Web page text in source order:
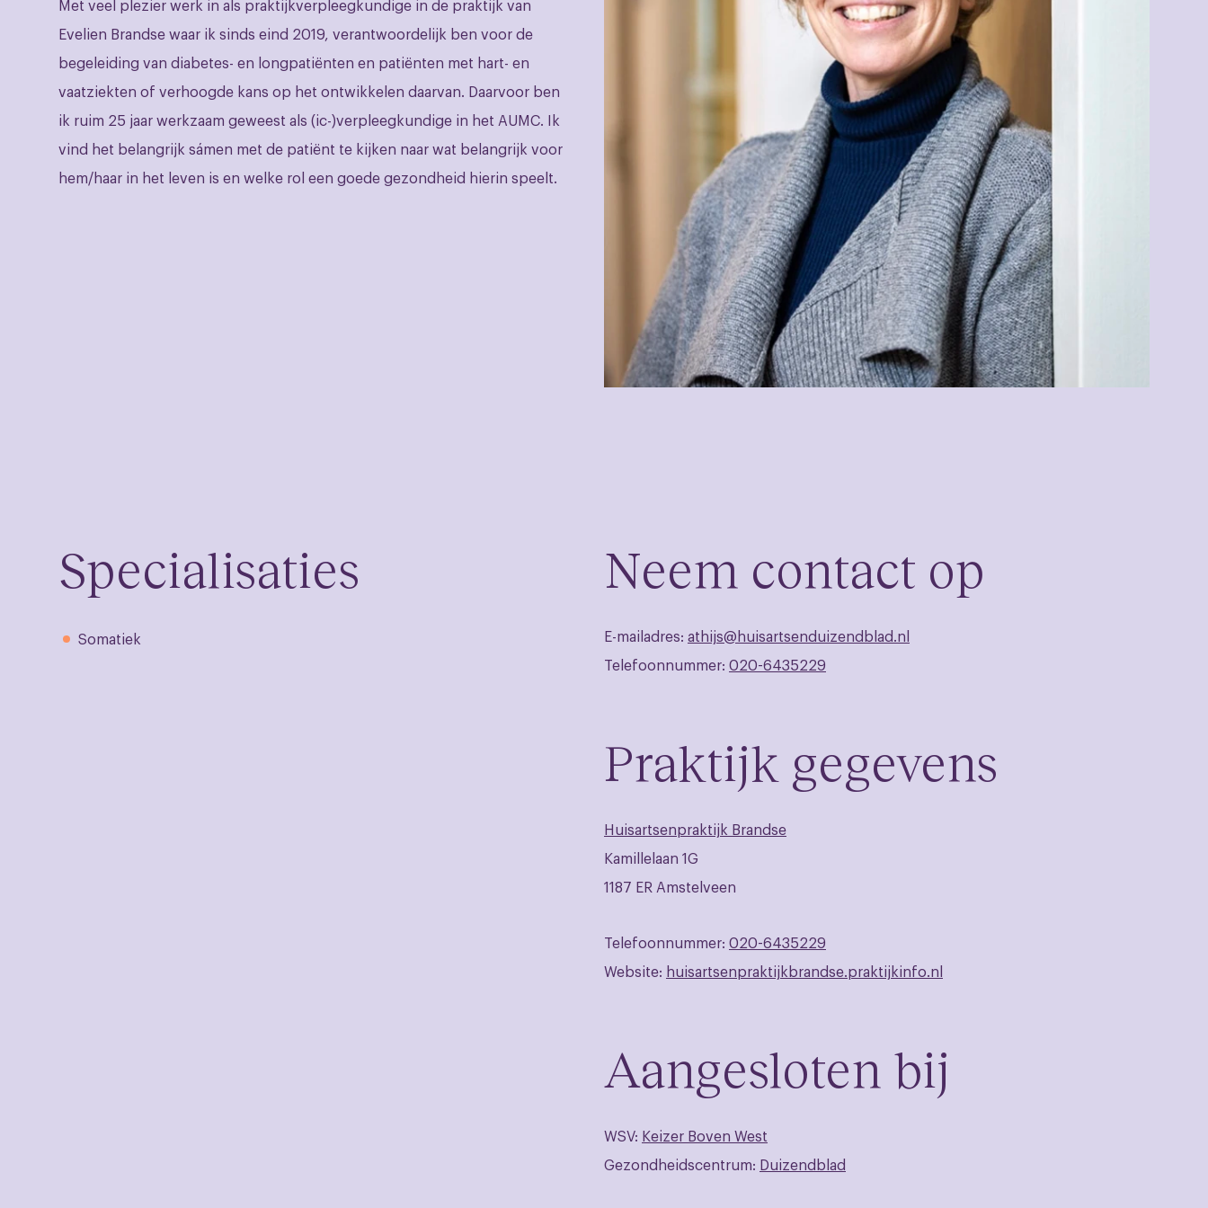
Met veel plezier werk in als praktijkverpleegkundige in de praktijk van
Evelien Brandse waar ik sinds eind 2019, verantwoordelijk ben voor de
begeleiding van diabetes- en longpatiënten en patiënten met hart- en
vaatziekten of verhoogde kans op het ontwikkelen daarvan. Daarvoor ben
ik ruim 25 jaar werkzaam geweest als (ic-)verpleegkundige in het AUMC. Ik
vind het belangrijk sámen met de patiënt te kijken naar wat belangrijk voor
hem/haar in het leven is en welke rol een goede gezondheid hierin speelt.
Specialisaties
Somatiek
Neem contact op
E-mailadres: athijs@huisartsenduizendblad.nl
Telefoonnummer: 020-6435229
Praktijk gegevens
Huisartsenpraktijk Brandse
Kamillelaan 1G
1187 ER Amstelveen
Telefoonnummer: 020-6435229
Website: huisartsenpraktijkbrandse.praktijkinfo.nl
Aangesloten bij
WSV: Keizer Boven West
Gezondheidscentrum: Duizendblad